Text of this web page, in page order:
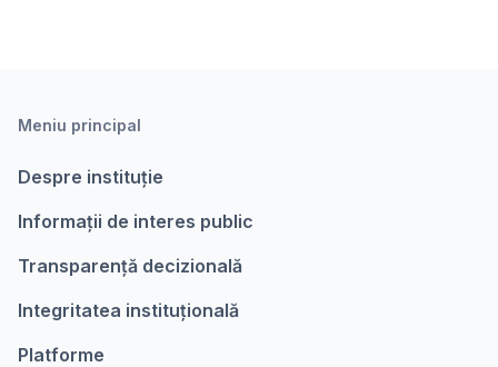
Meniu principal
Despre instituție
Informații de interes public
Transparență decizională
Integritatea instituțională
Platforme